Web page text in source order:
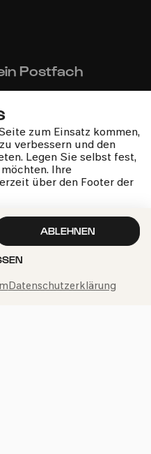
zum Einsatz kommen,
verbessern und den
Legen Sie selbst fest,
Ihre
über den Footer der
ABLEHNEN
Datenschutzerklärung
Postfach
Daten um. Mehr dazu in